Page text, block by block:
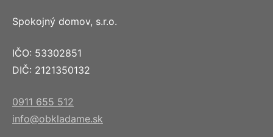
Spokojný domov, s.r.o.
IČO: 53302851
DIČ: 2121350132
0911 655 512
info@obkladame.sk